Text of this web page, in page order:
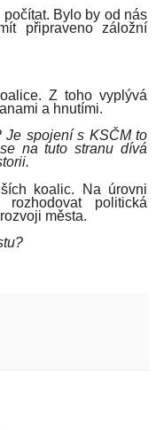
počítat. Bylo by od nás
připraveno záložní
Z toho vyplývá
a hnutími.
Je spojení s KSČM to
na tuto stranu dívá
koalic. Na úrovni
politická
města.